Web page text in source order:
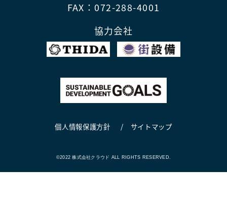
FAX：072-288-4001
協力会社
©2022 株式会社クラウド ALL RIGHTS RESERVED.
個人情報保護方針 サイトマップ